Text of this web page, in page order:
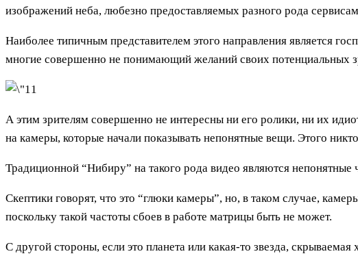
изображений неба, любезно предоставляемых разного рода
Наиболее типичным представителем этого направления является
многие совершенно не понимающий желаний своих потенциальных
А этим зрителям совершенно не интересны ни его ролики, ни их
на камеры, которые начали показывать непонятные вещи. Этого
Традиционной “Нибиру” на такого рода видео являются непонятные
Скептики говорят, что это “глюки камеры”, но, в таком случае,
поскольку такой частоты сбоев в работе матрицы быть не может.
С другой стороны, если это планета или какая-то звезда,